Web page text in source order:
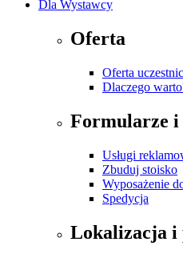
Dla Wystawcy
Oferta
Oferta
Dlaczego
Formularze i
Usługi
Zbuduj stoisko
Wyposażenie
Spedycja
Lokalizacja i